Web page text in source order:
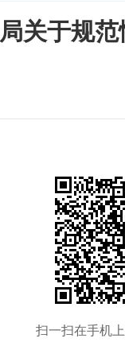
关于规
扫一扫在手机